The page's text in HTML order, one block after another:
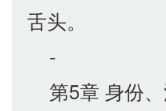
舌头。
-
第5章 身份